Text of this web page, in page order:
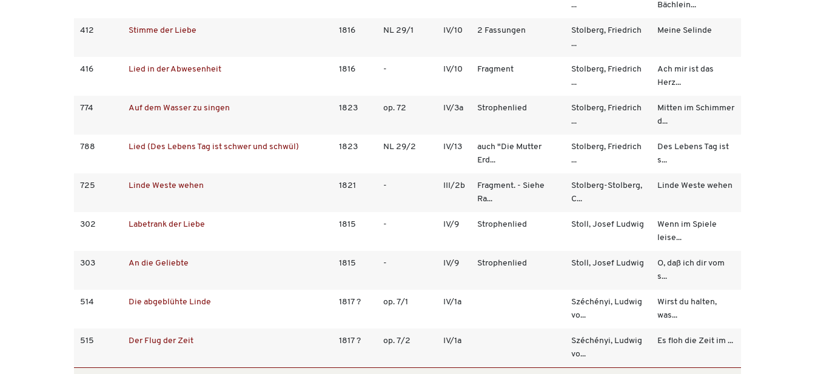
...
Bächlein...
412 Stimme der Liebe 1816 NL 29/1 IV/10 2 Fassungen
Stolberg, Friedrich
...
Meine Selinde
416 Lied in der Abwesenheit 1816 - IV/10 Fragment
Stolberg, Friedrich
...
Ach mir ist das
Herz...
774 Auf dem Wasser zu singen 1823 op. 72 IV/3a Strophenlied
Stolberg, Friedrich
...
Mitten im Schimmer
d...
788 Lied (Des Lebens Tag ist schwer und schwül) 1823 NL 29/2 IV/13
auch "Die Mutter
Erd...
Stolberg, Friedrich
...
Des Lebens Tag ist
s...
725 Linde Weste wehen 1821 - III/2b
Fragment. - Siehe
Ra...
Stolberg-Stolberg,
C...
Linde Weste wehen
302 Labetrank der Liebe 1815 - IV/9 Strophenlied Stoll, Josef Ludwig
Wenn im Spiele
leise...
303 An die Geliebte 1815 - IV/9 Strophenlied Stoll, Josef Ludwig
O, daß ich dir vom
s...
514 Die abgeblühte Linde 1817 ? op. 7/1 IV/1a
Széchényi, Ludwig
vo...
Wirst du halten,
was...
515 Der Flug der Zeit 1817 ? op. 7/2 IV/1a
Széchényi, Ludwig
vo...
Es floh die Zeit im ...